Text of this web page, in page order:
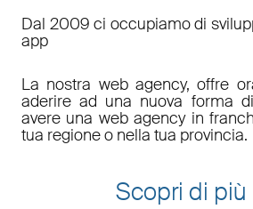
Dal 2009 ci occupiamo di
app
La nostra web agency, offre
aderire ad una nuova forma
avere una web agency in
tua regione o nella tua provincia.
Scopri di più